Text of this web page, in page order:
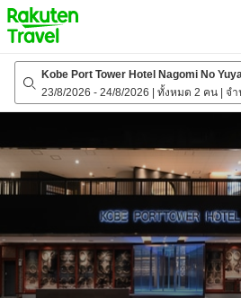
to
top
page
Kobe Port Tower Hotel Nagomi No
23/8/2026 - 24/8/2026 ทั้งหมด 2 คน จำ